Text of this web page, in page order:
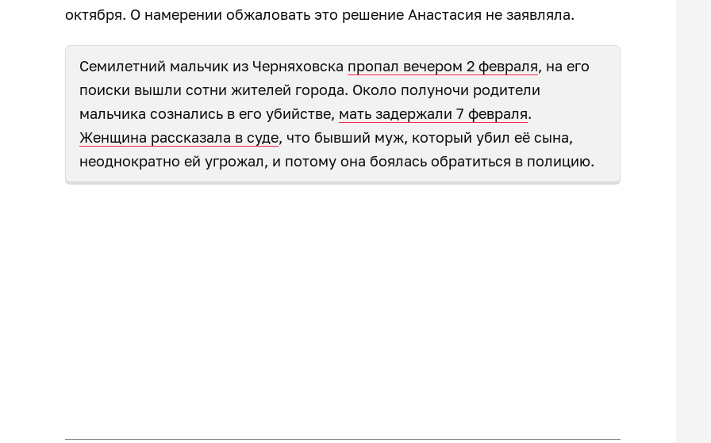
октября. О намерении обжаловать это решение Анастасия не заявляла.
Семилетний мальчик из Черняховска пропал вечером 2 февраля, на его
поиски вышли сотни жителей города. Около полуночи родители
мальчика сознались в его убийстве, мать задержали 7 февраля.
Женщина рассказала в суде, что бывший муж, который убил её сына,
неоднократно ей угрожал, и потому она боялась обратиться в полицию.